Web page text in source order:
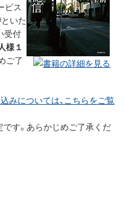
ビス
といた
受付
様１
ご了
みについては、こちらをご覧
す。あらかじめご了承くだ